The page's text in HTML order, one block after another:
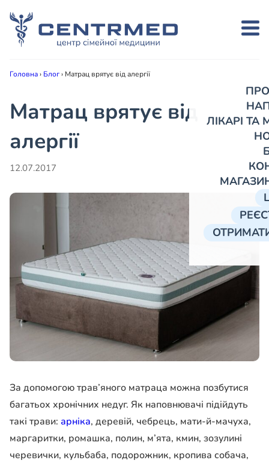
ЛІКАРІ
Головна› Блог› Матрац врятує від алергії
Матрац врятує від
алергії
12.07.2017
За допомогою трав’яного матраца можна позбутися
багатьох хронічних недуг. Як наповнювачі підійдуть
такі трави: арніка, деревій, чебрець, мати-й-мачуха,
маргаритки, ромашка, полин, м’ята, кмин, зозулині
черевички, кульбаба, подорожник, кропива собача,